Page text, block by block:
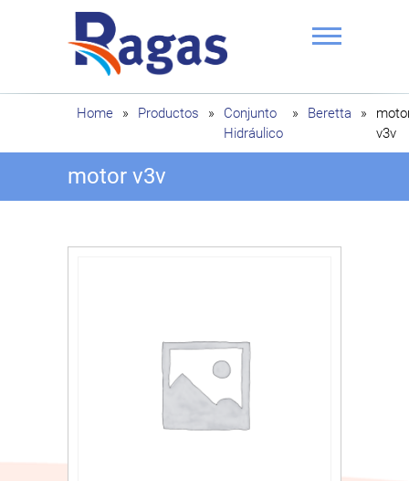
Ragas
Home » Productos »
Conjunto
Hidráulico
» Beretta »
v3v
motor v3v